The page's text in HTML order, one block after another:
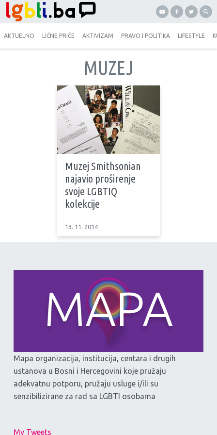
AKTUELNO LIČNE PRIČE AKTIVIZAM PRAVO I POLITIKA LIFESTYLE
MUZEJ
Muzej Smithsonian
najavio proširenje
svoje LGBTIQ
kolekcije
13. 11. 2014
Mapa organizacija, institucija, centara i drugih
ustanova u Bosni i Hercegovini koje pružaju
adekvatnu potporu, pružaju usluge i/ili su
senzibilizirane za rad sa LGBTI osobama
My Tweets